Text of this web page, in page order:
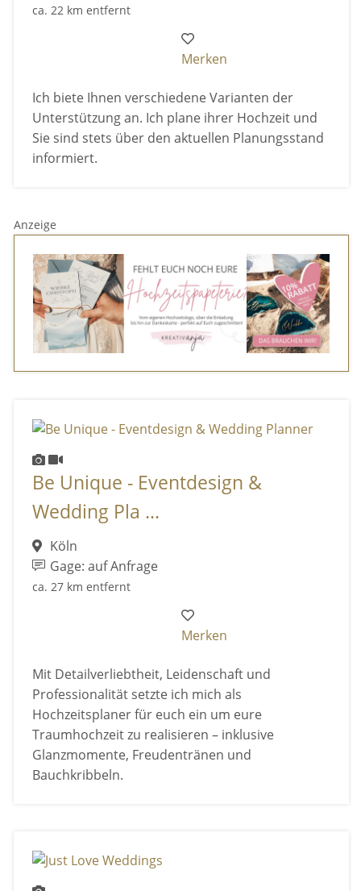
ca. 22 km entfernt
Merken
Ich biete Ihnen verschiedene Varianten der
Unterstützung an. Ich plane ihrer Hochzeit und
Sie sind stets über den aktuellen Planungsstand
informiert.
Anzeige
Be Unique - Eventdesign &
Wedding Pla ...
Köln
Gage: auf Anfrage
ca. 27 km entfernt
Merken
Mit Detailverliebtheit, Leidenschaft und
Professionalität setzte ich mich als
Hochzeitsplaner für euch ein um eure
Traumhochzeit zu realisieren – inklusive
Glanzmomente, Freudentränen und
Bauchkribbeln.